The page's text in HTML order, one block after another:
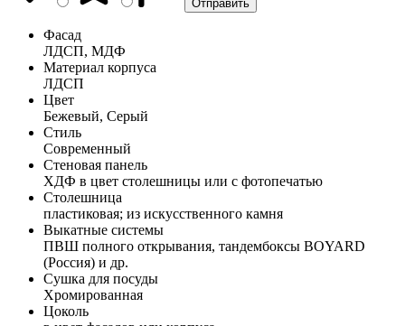
Фасад
ЛДСП, МДФ
Материал корпуса
ЛДСП
Цвет
Бежевый, Серый
Стиль
Современный
Стеновая панель
ХДФ в цвет столешницы или с фотопечатью
Столешница
пластиковая; из искусственного камня
Выкатные системы
ПВШ полного открывания, тандембоксы BOYARD
(Россия) и др.
Сушка для посуды
Хромированная
Цоколь